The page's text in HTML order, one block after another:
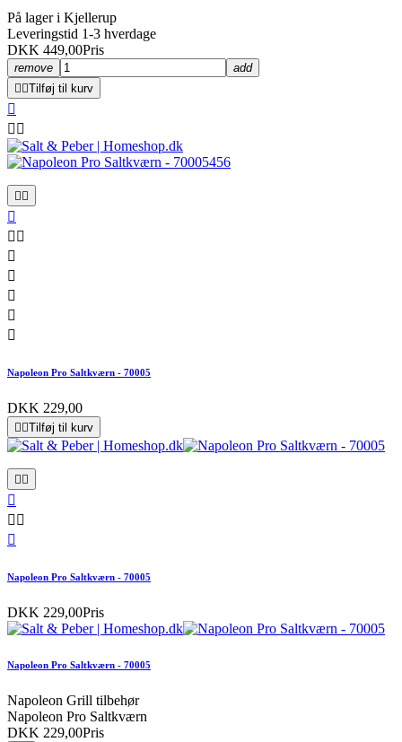
På lager i Kjellerup
Leveringstid 1-3 hverdage
DKK 449,00Pris
remove
add
 Tilføj til kurv

 
 

 





Napoleon Pro Saltkværn - 70005
DKK 229,00
 Tilføj til kurv
 

 

Napoleon Pro Saltkværn - 70005
DKK 229,00Pris
Napoleon Pro Saltkværn - 70005
Napoleon Grill tilbehør
Napoleon Pro Saltkværn
DKK 229,00Pris